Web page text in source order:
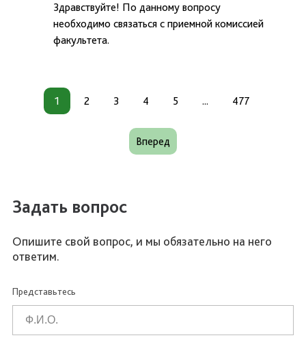
Здравствуйте! По данному вопросу
необходимо связаться с приемной комиссией
факультета.
1 2 3 4 5 ... 477
Вперед
Задать вопрос
Опишите свой вопрос, и мы обязательно на него
ответим.
Представьтесь